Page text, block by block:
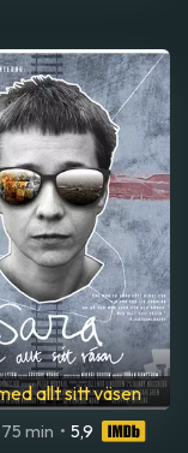
allt sitt väsen
75 min • 5,9